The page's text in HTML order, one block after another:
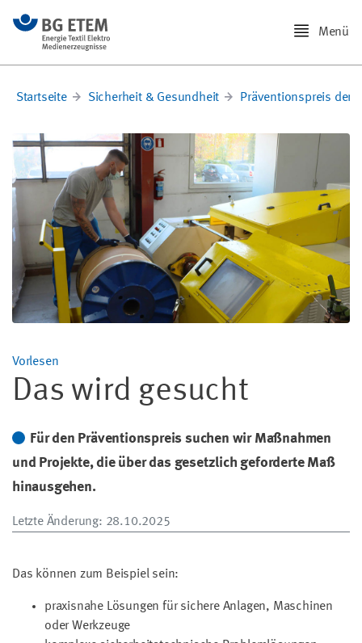
Menü
Startseite Sicherheit & Gesundheit Präventionspreis der
Vorlesen
Das wird gesucht
Für den Präventionspreis suchen wir Maßnahmen
und Projekte, die über das gesetzlich geforderte Maß
hinausgehen.
Letzte Änderung: 28.10.2025
Das können zum Beispiel sein:
praxisnahe Lösungen für sichere Anlagen, Maschinen
oder Werkzeuge